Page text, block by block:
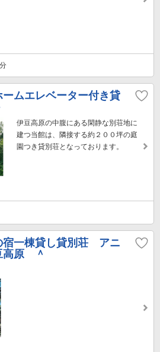
ムエレベーター付き貸
伊豆高原の中腹にある閑静な別荘地に
建つ当館は、隣接する約２００坪の庭
園つき貸別荘となっております。
宿一棟貸し貸別荘 アニ
原 ＾